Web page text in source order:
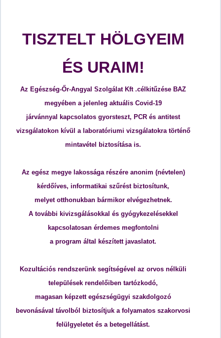
TISZTELT HÖLGYEIM
ÉS URAIM!
Az Egészség-Őr-Angyal Szolgálat Kft .célkitűzése BAZ
megyében a jelenleg aktuális Covid-19
járvánnyal kapcsolatos gyorsteszt, PCR és antitest
vizsgálatokon kívül a laboratóriumi vizsgálatokra történő
mintavétel biztosítása is.
Az egész megye lakossága részére anonim (névtelen)
kérdőíves, informatikai szűrést biztosítunk,
melyet otthonukban bármikor elvégezhetnek.
A további kivizsgálásokkal és gyógykezelésekkel
kapcsolatosan érdemes megfontolni
a program által készített javaslatot.
Kozultációs rendszerünk segítségével az orvos nélküli
települések rendelőiben tartózkodó,
magasan képzett egészségügyi szakdolgozó
bevonásával távolból biztosítjuk a folyamatos szakorvosi
felülgyeletet és a betegellátást.